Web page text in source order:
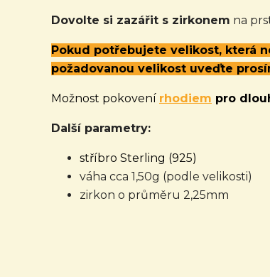
Dovolte si zazářit s zirkonem na
Pokud potřebujete velikost, která
požadovanou velikost uveďte
Možnost pokovení rhodiem pro
Další parametry:
stříbro Sterling (925)
váha cca 1,50g (podle velikosti)
zirkon o průměru 2,25mm